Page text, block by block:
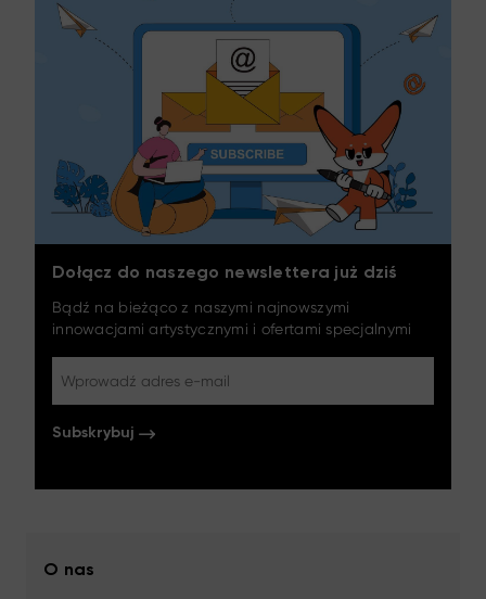
Dołącz do naszego newslettera już dziś
Bądź na bieżąco z naszymi najnowszymi
innowacjami artystycznymi i ofertami specjalnymi
Subskrybuj
O nas